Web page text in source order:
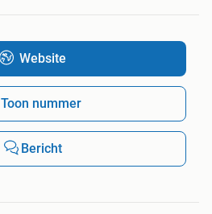
Website
Toon nummer
Bericht